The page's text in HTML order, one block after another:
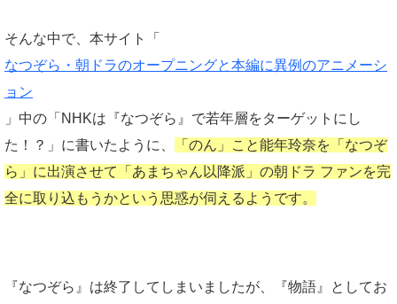
そんな中で、本サイト「
なつぞら・朝ドラのオープニングと本編に異例のアニメーシ
ョン
」中の「NHKは『なつぞら』で若年層をターゲットにし
た！？」に書いたように、
「のん」こと能年玲奈を「なつぞ
ら」に出演させて「あまちゃん以降派」の朝ドラ ファンを完
全に取り込もうかという思惑が伺えるようです。
『なつぞら』は終了してしまいましたが、『物語』としてお